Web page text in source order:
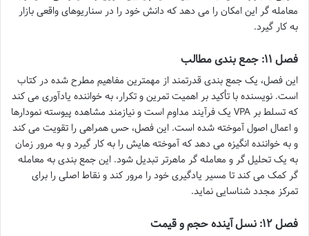
معامله گر این امکان را می دهد که دانش خود را در سناریوهای واقعی بازار
به کار گیرد.
فصل ۱۱: جمع بندی مطالب
این فصل، یک جمع بندی قدرتمند از مهمترین مفاهیم مطرح شده در کتاب
است. نویسنده با تأکید بر اهمیت تمرین و تکرار، به خواننده یادآوری می کند
که تسلط بر VPA یک فرآیند مداوم است و نیازمند مشاهده پیوسته نمودارها
و اعمال اصول آموخته شده است. این فصل، حس همراهی را تقویت می کند
و به خواننده انگیزه می دهد که آموخته هایش را به کار گیرد و به مرور زمان
به یک تحلیل گر و معامله گر ماهرتر تبدیل شود. این جمع بندی به معامله
گر کمک می کند تا مسیر یادگیری خود را مرور کند و نقاط اصلی را برای
تمرکز مجدد شناسایی نماید.
فصل ۱۲: نسل آینده حجم و قیمت